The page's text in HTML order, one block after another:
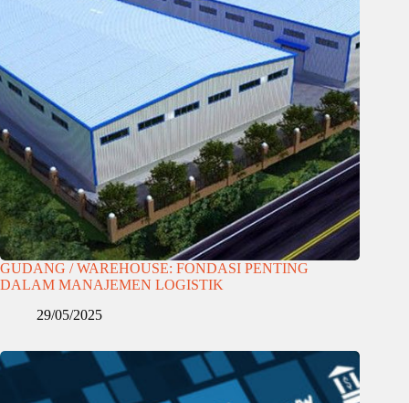
GUDANG / WAREHOUSE: FONDASI PENTING
DALAM MANAJEMEN LOGISTIK
29/05/2025